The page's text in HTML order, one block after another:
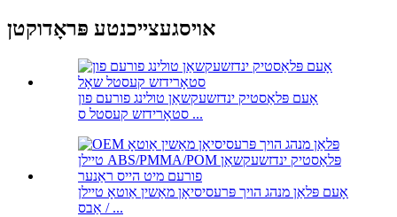
אויסגעצייכנטע פּראָדוקטן
אָעם פּלאַסטיק ינדזשעקשאַן טולינג פורעם פון
סטאָרידזש קעסטל ס ...
אָעם פּלאַן מנהג הויך פּרעסיסיאָן מאַשין אַוטאָ טיילן
אַבס / ...